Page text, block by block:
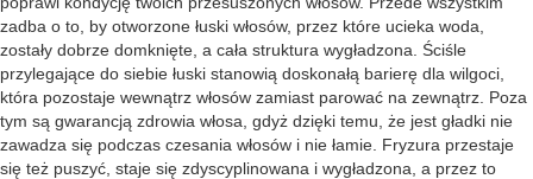
zadba o to, by otworzone łuski włosów, przez które ucieka woda,
zostały dobrze domknięte, a cała struktura wygładzona. Ściśle
przylegające do siebie łuski stanowią doskonałą barierę dla wilgoci,
która pozostaje wewnątrz włosów zamiast parować na zewnątrz. Poza
tym są gwarancją zdrowia włosa, gdyż dzięki temu, że jest gładki nie
zawadza się podczas czesania włosów i nie łamie. Fryzura przestaje
się też puszyć, staje się zdyscyplinowana i wygładzona, a przez to